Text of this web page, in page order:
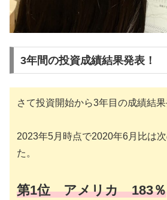
3年間の投資成績結果発表！
さて投資開始から3年目の成績結果
2023年5月時点で2020年6月比は
た。
第1位 アメリカ 183％